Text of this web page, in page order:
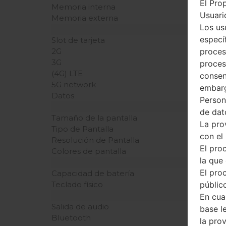
Memoria interna
Memoria externa
Slot de tarjeta
2G
3G
(4G) LTE
5G network
Datos
Tamaño de la pantalla
Tipo de Pantalla
Resolución de Pantalla
Colores de pantalla
Capacidad de batería
Teclado físico
Salida de audio
Bluetooth
El
Los
de
La
con el
El
la que
El
En
base
la